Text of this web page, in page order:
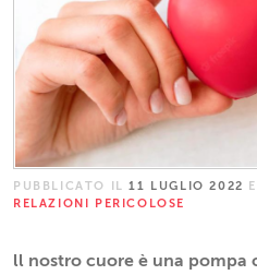
PUBBLICATO IL11 LUGLIO 2022
RELAZIONI PERICOLOSE
ll nostro cuore è una pompa